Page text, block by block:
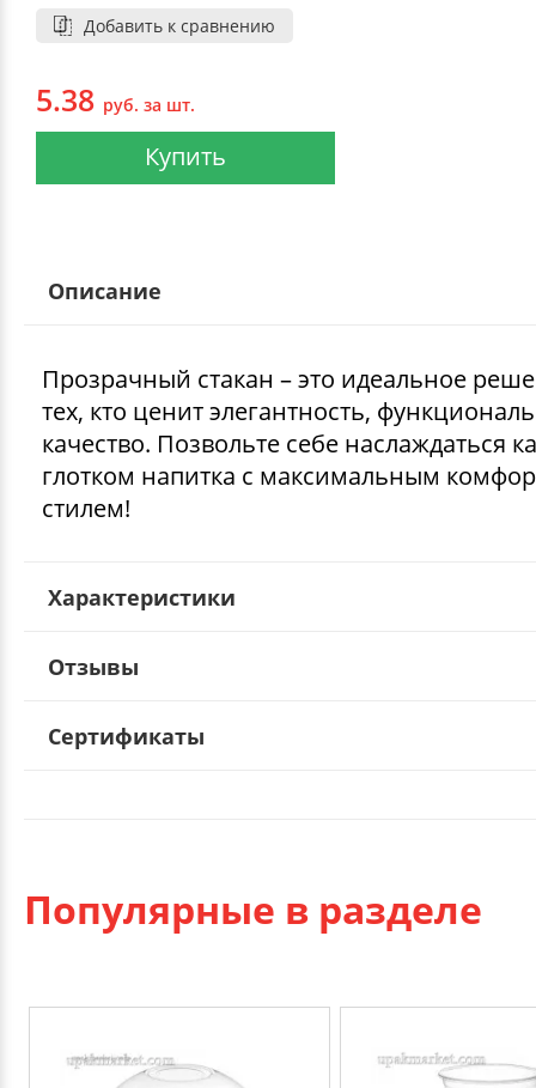
Добавить к сравнению
5.38 руб. за шт.
Купить
Описание
Прозрачный стакан – это идеальное
тех, кто ценит элегантность,
качество. Позвольте себе наслаждаться
глотком напитка с максимальным
стилем!
Характеристики
Отзывы
Сертификаты
Популярные в разделе